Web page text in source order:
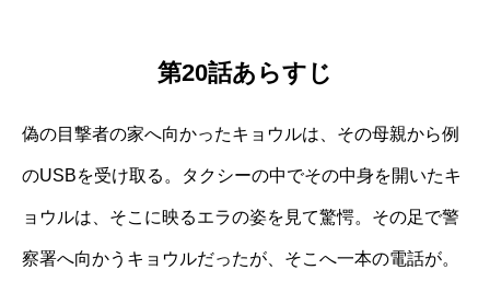
第20話あらすじ
偽の目撃者の家へ向かったキョウルは、その母親から例
のUSBを受け取る。タクシーの中でその中身を開いたキ
ョウルは、そこに映るエラの姿を見て驚愕。その足で警
察署へ向かうキョウルだったが、そこへ一本の電話が。